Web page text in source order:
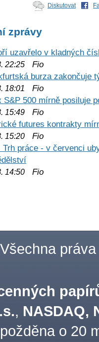
Diskutovat
zprávy
uzavřelo v kladných
22:25 Fio
burza zakončuje
18:01
Fio
S&P 500 mírně posiluje
15:49 Fio
futures kontrakty
15:20 Fio
Trh práce - v červenci
14:50 Fio
práva
, NASDAQ,
o 20